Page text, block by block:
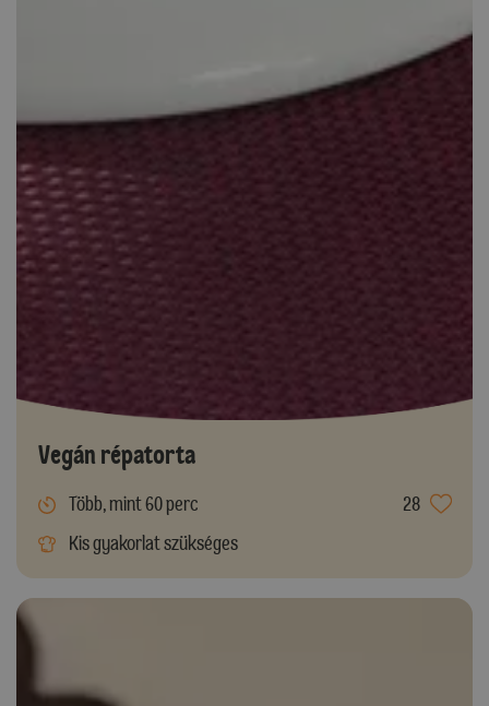
Vegán répatorta
Több, mint 60 perc
28
Kis gyakorlat szükséges